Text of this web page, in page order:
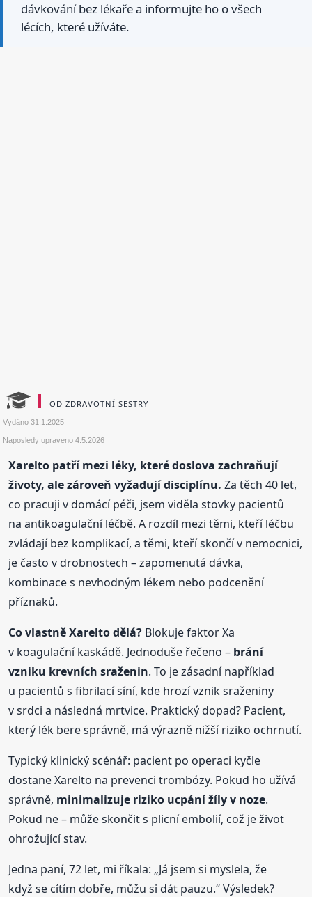
dávkování bez lékaře a informujte ho o všech
lécích, které užíváte.
OD ZDRAVOTNÍ SESTRY
Vydáno31.1.2025
Naposledy upraveno4.5.2026
Xarelto patří mezi léky, které doslova zachraňují
životy, ale zároveň vyžadují disciplínu. Za těch 40 let,
co pracuji v domácí péči, jsem viděla stovky pacientů
na antikoagulační léčbě. A rozdíl mezi těmi, kteří léčbu
zvládají bez komplikací, a těmi, kteří skončí v nemocnici,
je často v drobnostech – zapomenutá dávka,
kombinace s nevhodným lékem nebo podcenění
příznaků.
Co vlastně Xarelto dělá? Blokuje faktor Xa
v koagulační kaskádě. Jednoduše řečeno – brání
vzniku krevních sraženin. To je zásadní například
u pacientů s fibrilací síní, kde hrozí vznik sraženiny
v srdci a následná mrtvice. Praktický dopad? Pacient,
který lék bere správně, má výrazně nižší riziko ochrnutí.
Typický klinický scénář: pacient po operaci kyčle
dostane Xarelto na prevenci trombózy. Pokud ho užívá
správně, minimalizuje riziko ucpání žíly v noze.
Pokud ne – může skončit s plicní embolií, což je život
ohrožující stav.
Jedna paní, 72 let, mi říkala: „Já jsem si myslela, že
když se cítím dobře, můžu si dát pauzu.“ Výsledek?